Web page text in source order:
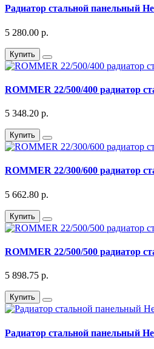
Радиатор стальной панельный
5 280.00 р.
Купить
ROMMER 22/500/400 радиатор
5 348.20 р.
Купить
ROMMER 22/300/600 радиатор
5 662.80 р.
Купить
ROMMER 22/500/500 радиатор
5 898.75 р.
Купить
Радиатор стальной панельный